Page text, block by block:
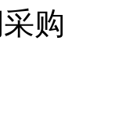
购